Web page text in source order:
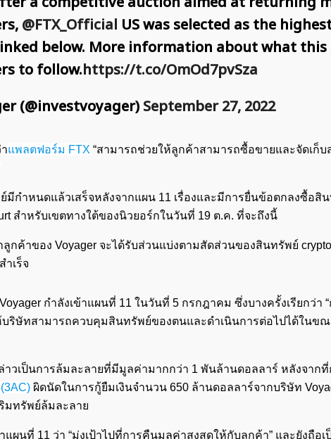
@FTX_Official US was selected as the
below. More information about what
to follow.https://t.co/OmOd7pvSza
(@investvoyager)September 27, 2022
แพลตฟอร์ม FTX “สามารถช่วยให้ลูกค้าสามารถซื้อขายและจัดเก็
มีกำหนดแล้วเสร็จหลังจากแผน 11 เรื่องและมีการยื่นข้อตกลงซื้อสิ
สำหรับเขตทางใต้ของนิวยอร์กในวันที่ 19 ต.ค. ที่จะถึงนี้
ลูกค้าของ Voyager จะได้รับส่วนแบ่งตามสัดส่วนของสินทรัพย์
เร็จ
กำลังเข้าแผนที่ 11 ในวันที่ 5 กรกฎาคม ซึ่งบางครั้งเรียกว่า
บริษัทสามารถควบคุมสินทรัพย์ของตนและดำเนินการต่อไปได้ในข
าวเป็นการล้มละลายที่มีมูลค่ามากกว่า 1 พันล้านดอลลาร์ หลังจากที่
ผิดนัดในการกู้ยืมเงินจำนวน 650 ล้านดอลลาร์จากบริษัท
มทรัพย์ล้มละลาย
ผนที่ 11 ว่า “มุ่งเป้าไปที่การคืนมูลค่าสูงสุดให้กับลูกค้า” และยังถือ